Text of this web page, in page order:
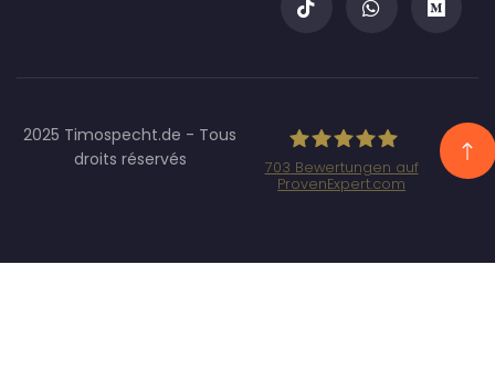
2025 Timospecht.de - Tous
droits réservés
GmbH - SEO/SEA
703 Bewertungen auf
ProvenExpert.com